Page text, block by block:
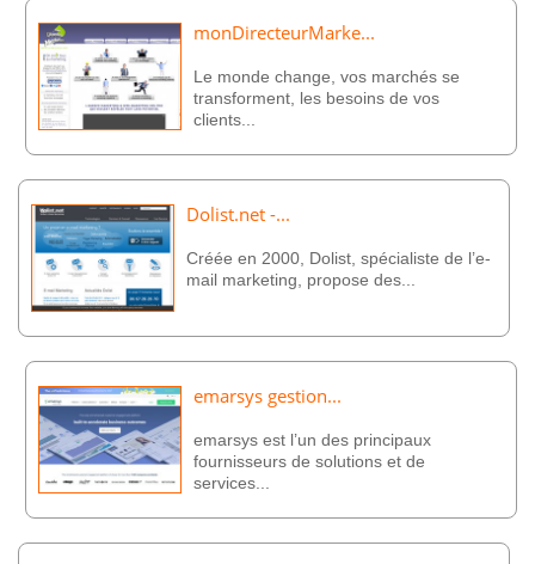
monDirecteurMarke...
Le monde change, vos marchés se
transforment, les besoins de vos
clients...
Dolist.net -...
Créée en 2000, Dolist, spécialiste de l’e-
mail marketing, propose des...
emarsys gestion...
emarsys est l’un des principaux
fournisseurs de solutions et de
services...